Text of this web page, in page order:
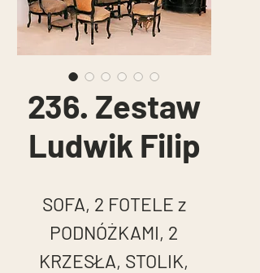
236. Zestaw
Ludwik Filip
SOFA, 2 FOTELE z
PODNÓŻKAMI, 2
KRZESŁA, STOLIK,